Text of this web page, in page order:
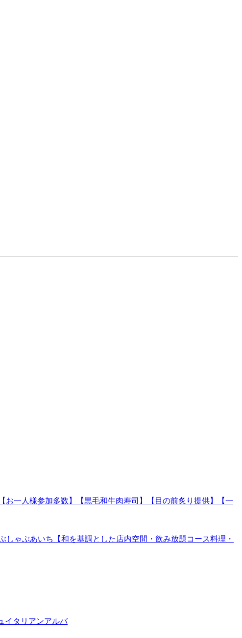
お一人様参加多数】【黒毛和牛肉寿司】【目の前炙り提供】【一
しゃぶあいち【和を基調とした店内空間・飲み放題コース料理・
イタリアンアルバ